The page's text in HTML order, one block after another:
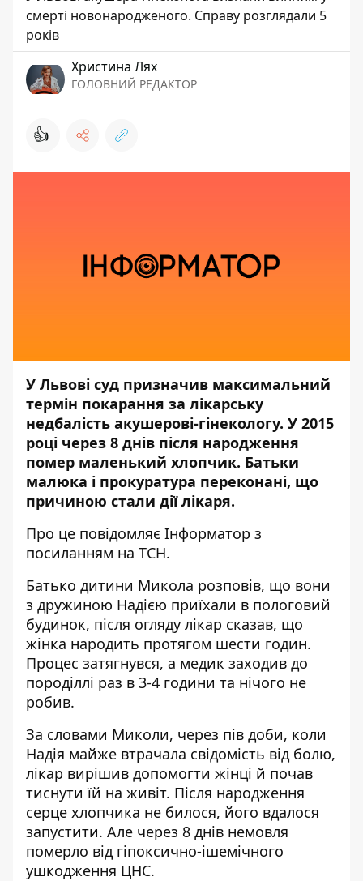
смерті новонародженого. Справу розглядали 5
років
Христина Лях
ГОЛОВНИЙ РЕДАКТОР
👍
У Львові суд призначив максимальний
термін покарання за лікарську
недбалість акушерові-гінекологу. У 2015
році через 8 днів після народження
помер маленький хлопчик. Батьки
малюка і прокуратура переконані, що
причиною стали дії лікаря.
Про це повідомляє Інформатор з
посиланням на ТСН.
Батько дитини Микола розповів, що вони
з дружиною Надією приїхали в пологовий
будинок, після огляду лікар сказав, що
жінка народить протягом шести годин.
Процес затягнувся, а медик заходив до
породіллі раз в 3-4 години та нічого не
робив.
За словами Миколи, через пів доби, коли
Надія майже втрачала свідомість від болю,
лікар вирішив допомогти жінці й почав
тиснути їй на живіт. Після народження
серце хлопчика не билося, його вдалося
запустити. Але через 8 днів немовля
померло від гіпоксично-ішемічного
ушкодження ЦНС.